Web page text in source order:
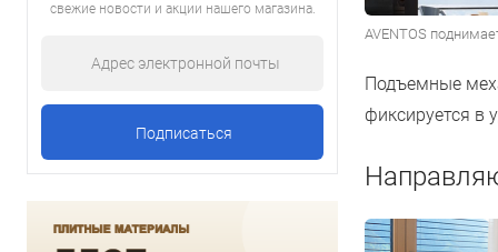
свежие новости и акции нашего магазина.
AVENTOS
Подъемные
фиксируется в